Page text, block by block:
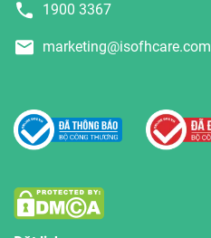
1900 3367
marketing@isofhcare.com